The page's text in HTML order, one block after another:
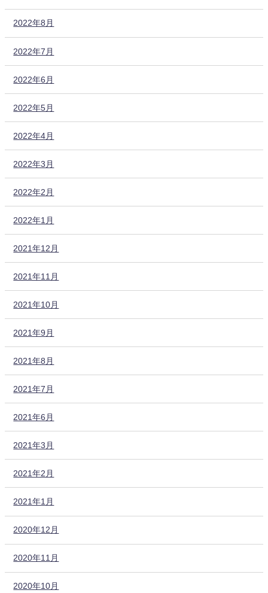
2022年8月
2022年7月
2022年6月
2022年5月
2022年4月
2022年3月
2022年2月
2022年1月
2021年12月
2021年11月
2021年10月
2021年9月
2021年8月
2021年7月
2021年6月
2021年3月
2021年2月
2021年1月
2020年12月
2020年11月
2020年10月